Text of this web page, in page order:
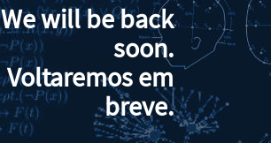
We will be back
soon.
Voltaremos em
breve.